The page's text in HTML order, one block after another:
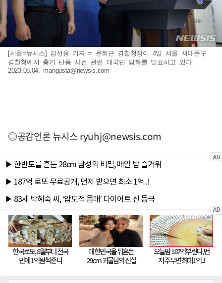
[서울=뉴시스] 김선웅 기자 = 윤희근 경찰청장이 4일 서울 서대문구
경찰청에서 흉기 난동 사건 관련 대국민 담화를 발표하고 있다.
2023.08.04. mangusta@newsis.com
◎공감언론 뉴시스ryuhj@newsis.com